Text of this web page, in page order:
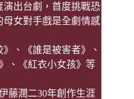
演出台劇，首度挑戰恐
女對手戲是全劇情感
、《誰是被害者》、
、《紅衣小女孩》等
藤潤二30年創作生涯